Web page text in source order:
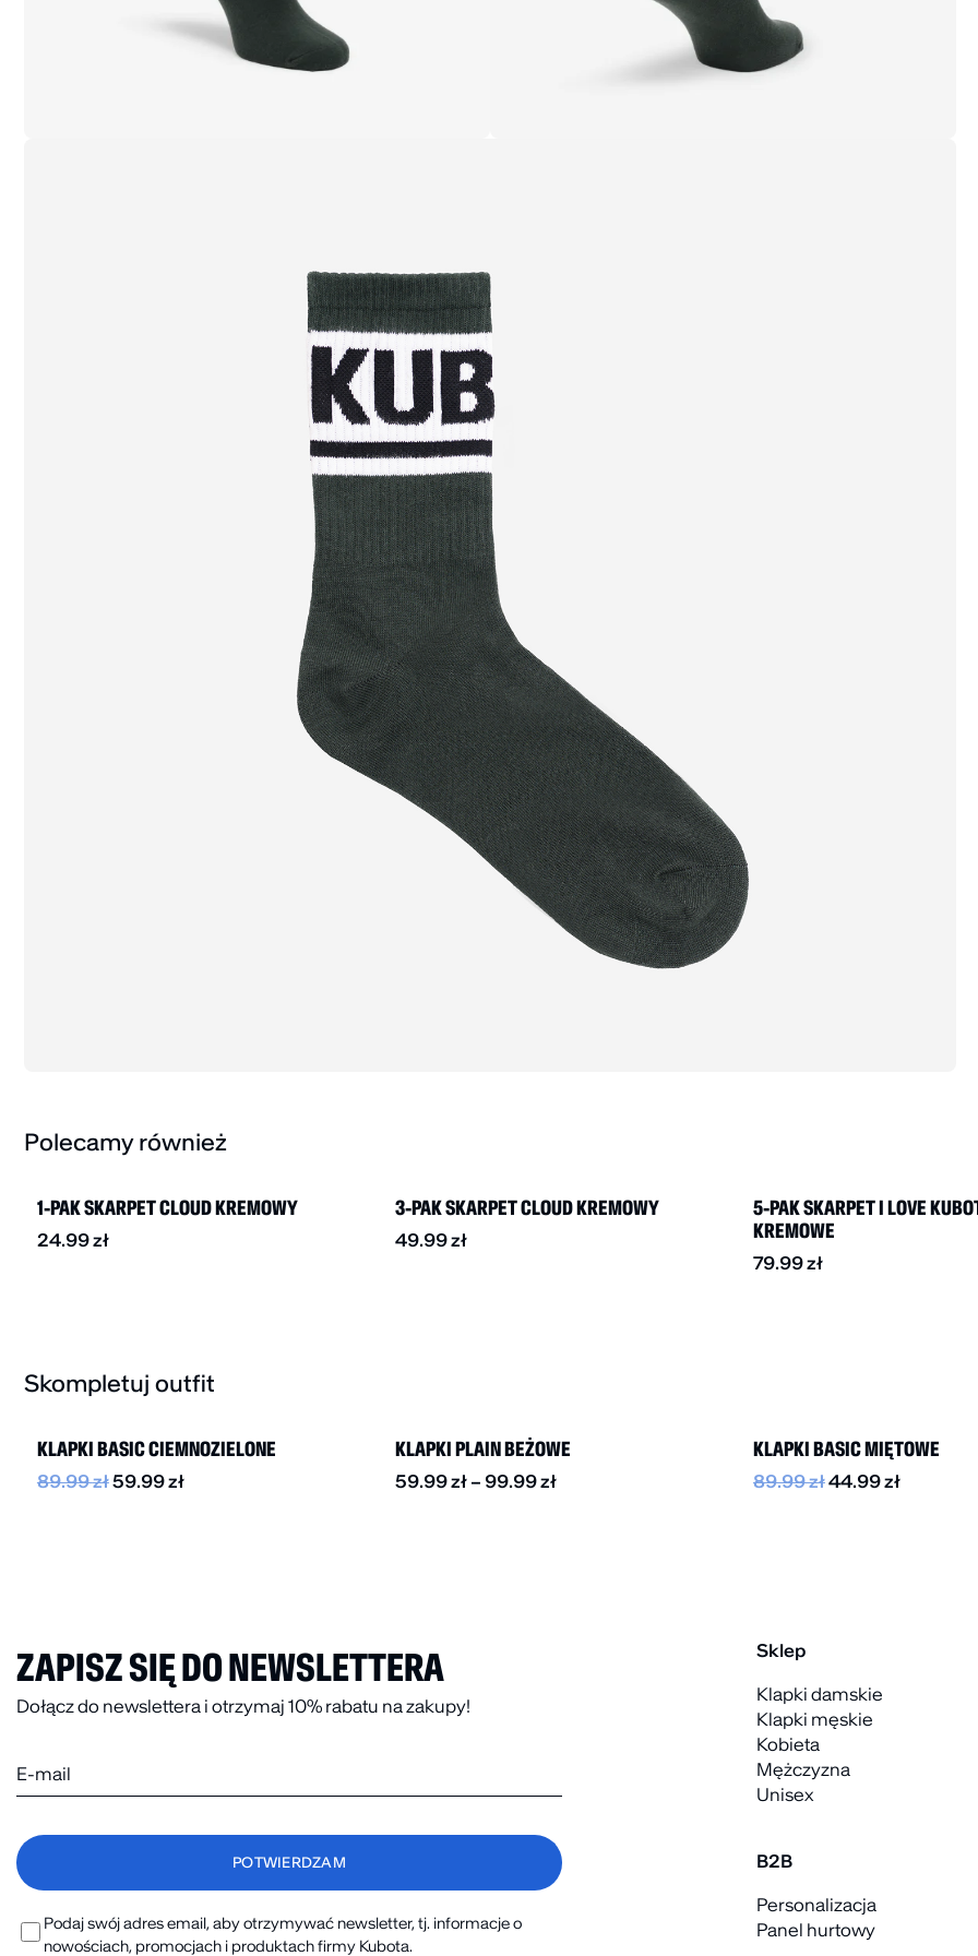
Polecamy również
BESTSELLER
1-PAK SKARPET CLOUD KREMOWY
24.99zł
3-PAK SKARPET CLOUD KREMOWY
49.99zł
5-PAK SKARPET I LOVE
KREMOWE
79.99zł
Skompletuj outfit
BESTSELLER -30%
KLAPKI BASIC CIEMNOZIELONE
89.99zł59.99zł
KLAPKI PLAIN BEŻOWE
59.99zł– 99.99zł
KLAPKI BASIC MIĘTOWE
89.99zł44.99zł
ZAPISZ SIĘ DO NEWSLETTERA
Dołącz do newslettera i otrzymaj 10% rabatu na zakupy!
Podaj swój adres email, aby otrzymywać newsletter, tj. informacje o
nowościach, promocjach i produktach firmy Kubota.
Sklep
Klapki damskie
Klapki męskie
Kobieta
Mężczyzna
Unisex
B2B
Personalizacja
Panel hurtowy